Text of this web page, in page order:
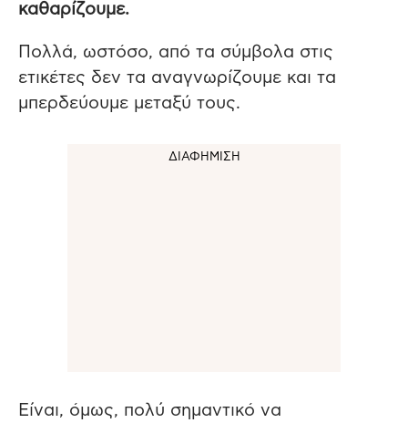
καθαρίζουμε.
Πολλά, ωστόσο, από τα σύμβολα στις
ετικέτες δεν τα αναγνωρίζουμε και τα
μπερδεύουμε μεταξύ τους.
Είναι, όμως, πολύ σημαντικό να